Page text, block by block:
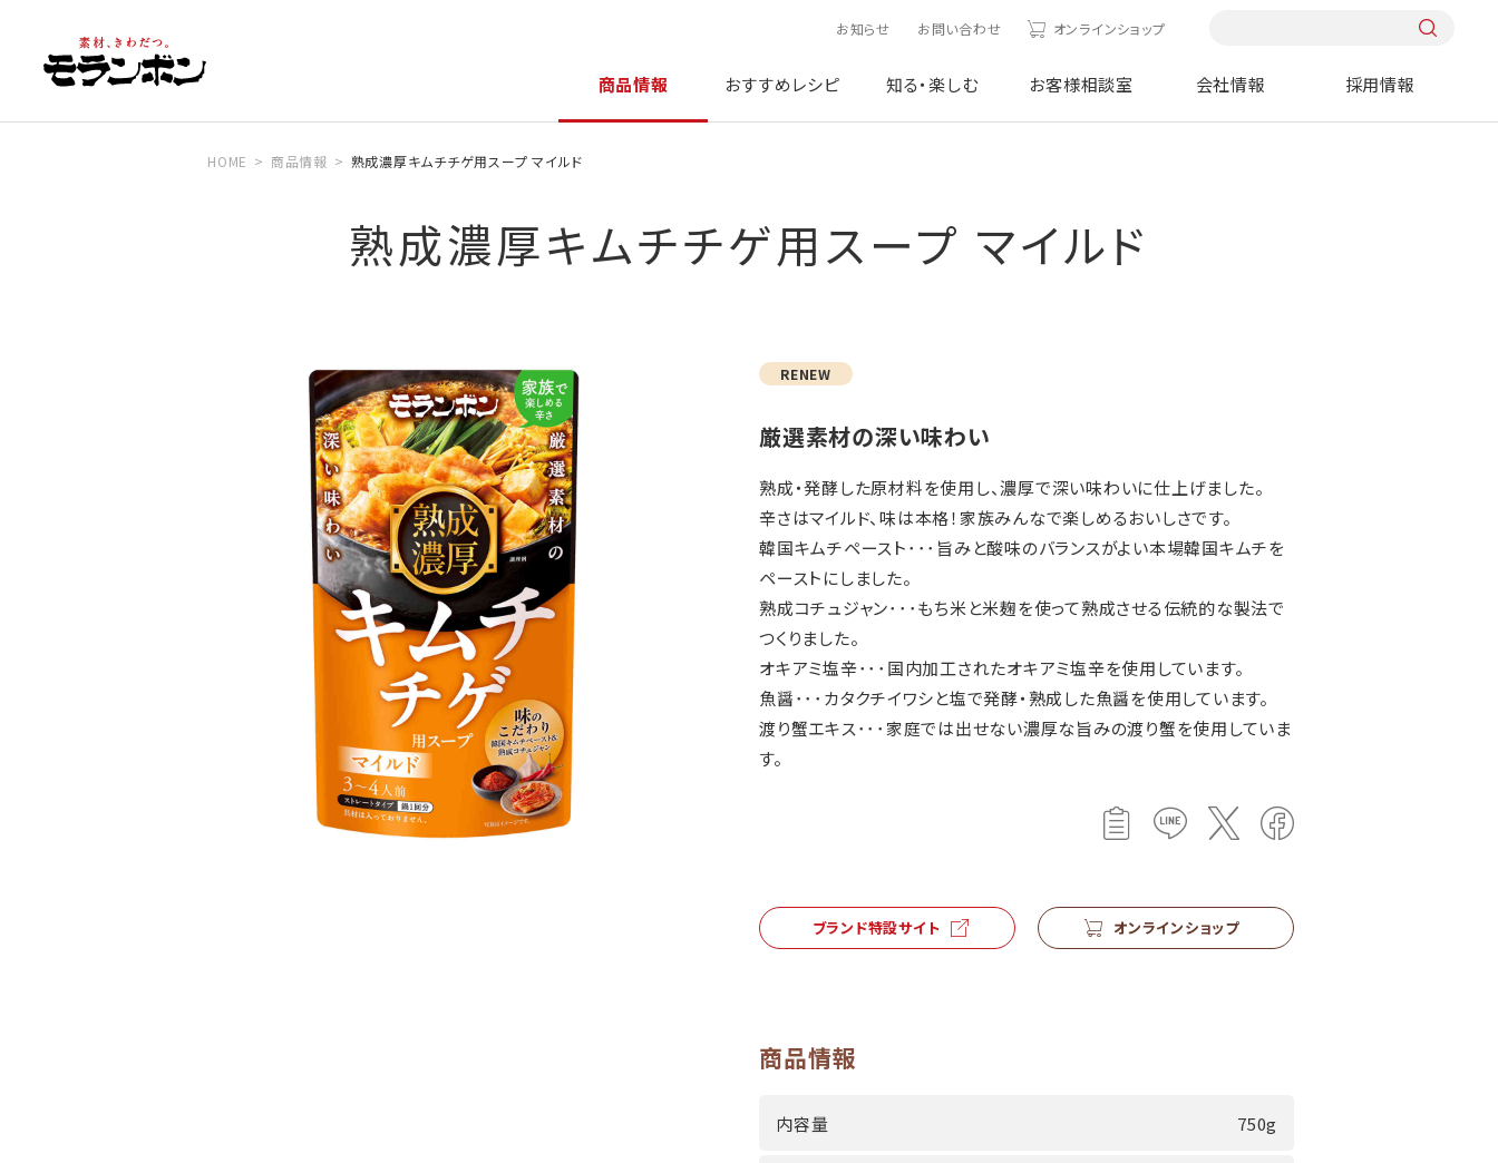
お知らせ お問い合わせ オンラインショップ
商品情報 おすすめレシピ 知る・楽しむ お客様相談室 会社情報 採用情報
HOME 商品情報 熟成濃厚キムチチゲ用スープ マイルド
熟成濃厚キムチチゲ用スープ マイルド
RENEW
厳選素材の深い味わい
熟成・発酵した原材料を使用し、濃厚で深い味わいに仕上げました。
辛さはマイルド、味は本格！家族みんなで楽しめるおいしさです。
韓国キムチペースト･･･旨みと酸味のバランスがよい本場韓国キムチを
ペーストにしました。
熟成コチュジャン･･･もち米と米麹を使って熟成させる伝統的な製法で
つくりました。
オキアミ塩辛･･･国内加工されたオキアミ塩辛を使用しています。
魚醤･･･カタクチイワシと塩で発酵・熟成した魚醤を使用しています。
渡り蟹エキス･･･家庭では出せない濃厚な旨みの渡り蟹を使用していま
す。
ブランド特設サイト オンラインショップ
商品情報
内容量 750g